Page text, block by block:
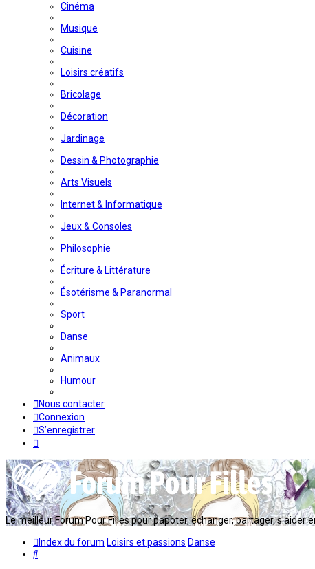
Cinéma
Musique
Cuisine
Loisirs créatifs
Bricolage
Décoration
Jardinage
Dessin & Photographie
Arts Visuels
Internet & Informatique
Jeux & Consoles
Philosophie
Écriture & Littérature
Ésotérisme & Paranormal
Sport
Danse
Animaux
Humour
Nous contacter
Connexion
S’enregistrer
Le meilleur Forum Pour Filles pour papoter, échanger, partager, s'aider
Index du forum Loisirs et passions Danse
Rechercher